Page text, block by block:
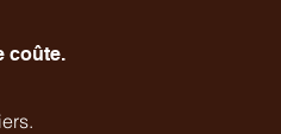
coûte.